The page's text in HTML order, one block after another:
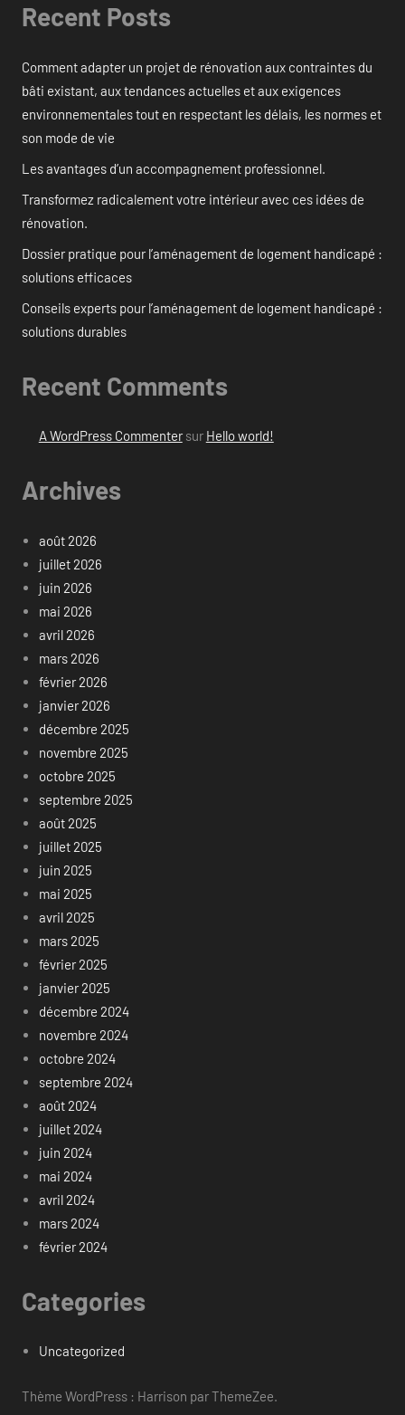
Recent Posts
Comment adapter un projet de rénovation aux contraintes du
bâti existant, aux tendances actuelles et aux exigences
environnementales tout en respectant les délais, les normes et
son mode de vie
Les avantages d’un accompagnement professionnel.
Transformez radicalement votre intérieur avec ces idées de
rénovation.
Dossier pratique pour l’aménagement de logement handicapé :
solutions efficaces
Conseils experts pour l’aménagement de logement handicapé :
solutions durables
Recent Comments
A WordPress Commentersur Hello world!
Archives
août 2026
juillet 2026
juin 2026
mai 2026
avril 2026
mars 2026
février 2026
janvier 2026
décembre 2025
novembre 2025
octobre 2025
septembre 2025
août 2025
juillet 2025
juin 2025
mai 2025
avril 2025
mars 2025
février 2025
janvier 2025
décembre 2024
novembre 2024
octobre 2024
septembre 2024
août 2024
juillet 2024
juin 2024
mai 2024
avril 2024
mars 2024
février 2024
Categories
Uncategorized
Thème WordPress : Harrison par ThemeZee.